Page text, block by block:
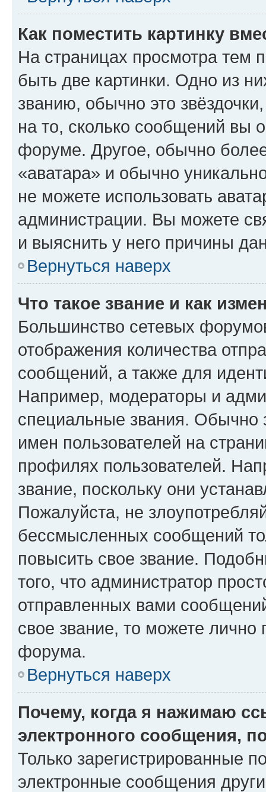
Как поместить картинку
На страницах просмотра тем
быть две картинки. Одно из
званию, обычно это
на то, сколько сообщений вы
форуме. Другое, обычно
«аватара» и обычно
не можете использовать
администрации. Вы можете
и выяснить у него причины
Вернуться наверх
Что такое звание и как
Большинство сетевых
отображения количества
сообщений, а также для
Например, модераторы и
специальные звания. Обычно
имен пользователей на
профилях пользователей.
звание, поскольку они
Пожалуйста, не
бессмысленных сообщений
повысить свое звание.
того, что администратор
отправленных вами
свое звание, то можете лично
форума.
Вернуться наверх
Почему, когда я нажимаю
электронного сообщения,
Только зарегистрированные
электронные сообщения